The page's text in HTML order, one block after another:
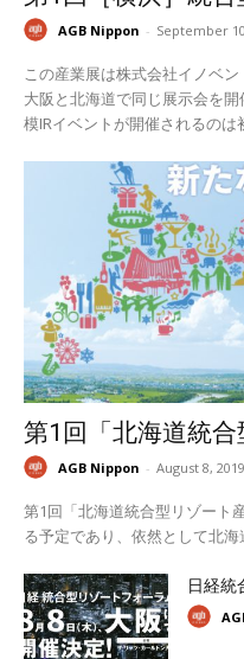
AGB Nippon - September
この産業展は株式会社イノベ
大阪と北海道で同じ展示会を
模IRイベントが開催されるのは
第1回「北海道統合
AGB Nippon - August 8, 2019
第1回「北海道統合型リゾート
る予定であり、依然として北海
日経統